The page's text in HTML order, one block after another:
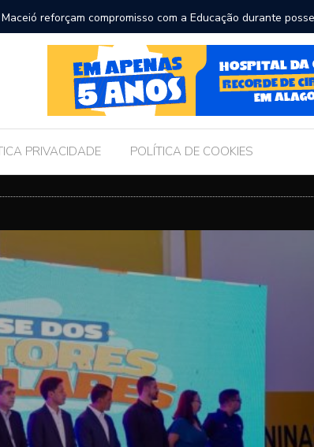
para receber os filhos no Dia dos Pais
PRIVACIDADE POLÍTICA DE COOKIES